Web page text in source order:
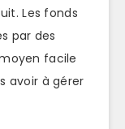
Les fonds
par des
facile
avoir à gérer